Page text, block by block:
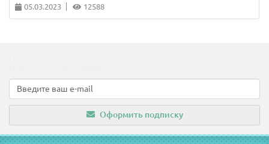
05.03.2023 12588
Оформить подписку